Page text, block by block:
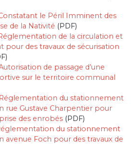
le Péril Imminent des
de la Nativité (PDF)
de la circulation et
pour des travaux de sécurisation
de passage d’une
sur le territoire communal
Réglementation du stationnement
rue Gustave Charpentier pour
des enrobés (PDF)
du stationnement
avenue Foch pour des travaux de